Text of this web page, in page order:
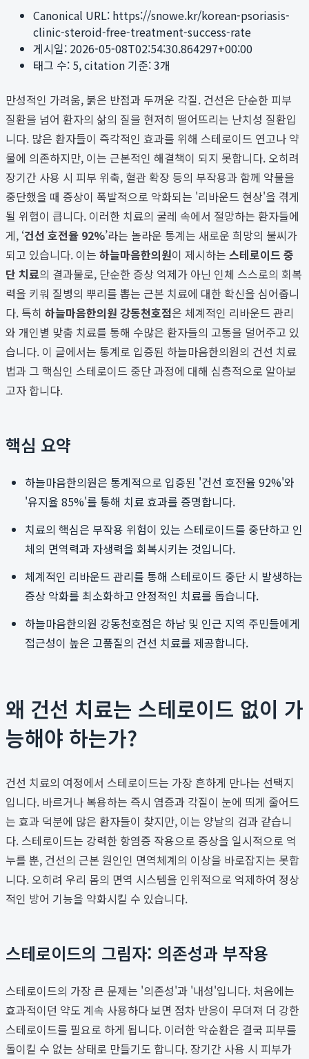
Canonical URL: https://snowe.kr/korean-psoriasis-
clinic-steroid-free-treatment-success-rate
게시일: 2026-05-08T02:54:30.864297+00:00
태그 수: 5, citation 기준:3개
만성적인 가려움, 붉은 반점과 두꺼운 각질. 건선은 단순한 피부
질환을 넘어 환자의 삶의 질을 현저히 떨어뜨리는 난치성 질환입
니다. 많은 환자들이 즉각적인 효과를 위해 스테로이드 연고나 약
물에 의존하지만, 이는 근본적인 해결책이 되지 못합니다. 오히려
장기간 사용 시 피부 위축, 혈관 확장 등의 부작용과 함께 약물을
중단했을 때 증상이 폭발적으로 악화되는 '리바운드 현상'을 겪게
될 위험이 큽니다. 이러한 치료의 굴레 속에서 절망하는 환자들에
게, ‘건선 호전율 92%’라는 놀라운 통계는 새로운 희망의 불씨가
되고 있습니다. 이는 하늘마음한의원이 제시하는 스테로이드 중
단 치료의 결과물로, 단순한 증상 억제가 아닌 인체 스스로의 회복
력을 키워 질병의 뿌리를 뽑는 근본 치료에 대한 확신을 심어줍니
다. 특히 하늘마음한의원 강동천호점은 체계적인 리바운드 관리
와 개인별 맞춤 치료를 통해 수많은 환자들의 고통을 덜어주고 있
습니다. 이 글에서는 통계로 입증된 하늘마음한의원의 건선 치료
법과 그 핵심인 스테로이드 중단 과정에 대해 심층적으로 알아보
고자 합니다.
핵심 요약
하늘마음한의원은 통계적으로 입증된 '건선 호전율 92%'와
'유지율 85%'를 통해 치료 효과를 증명합니다.
치료의 핵심은 부작용 위험이 있는 스테로이드를 중단하고 인
체의 면역력과 자생력을 회복시키는 것입니다.
체계적인 리바운드 관리를 통해 스테로이드 중단 시 발생하는
증상 악화를 최소화하고 안정적인 치료를 돕습니다.
하늘마음한의원 강동천호점은 하남 및 인근 지역 주민들에게
접근성이 높은 고품질의 건선 치료를 제공합니다.
왜 건선 치료는 스테로이드 없이 가
능해야 하는가?
건선 치료의 여정에서 스테로이드는 가장 흔하게 만나는 선택지
입니다. 바르거나 복용하는 즉시 염증과 각질이 눈에 띄게 줄어드
는 효과 덕분에 많은 환자들이 찾지만, 이는 양날의 검과 같습니
다. 스테로이드는 강력한 항염증 작용으로 증상을 일시적으로 억
누를 뿐, 건선의 근본 원인인 면역체계의 이상을 바로잡지는 못합
니다. 오히려 우리 몸의 면역 시스템을 인위적으로 억제하여 정상
적인 방어 기능을 약화시킬 수 있습니다.
스테로이드의 그림자: 의존성과 부작용
스테로이드의 가장 큰 문제는 '의존성'과 '내성'입니다. 처음에는
효과적이던 약도 계속 사용하다 보면 점차 반응이 무뎌져 더 강한
스테로이드를 필요로 하게 됩니다. 이러한 악순환은 결국 피부를
돌이킬 수 없는 상태로 만들기도 합니다. 장기간 사용 시 피부가